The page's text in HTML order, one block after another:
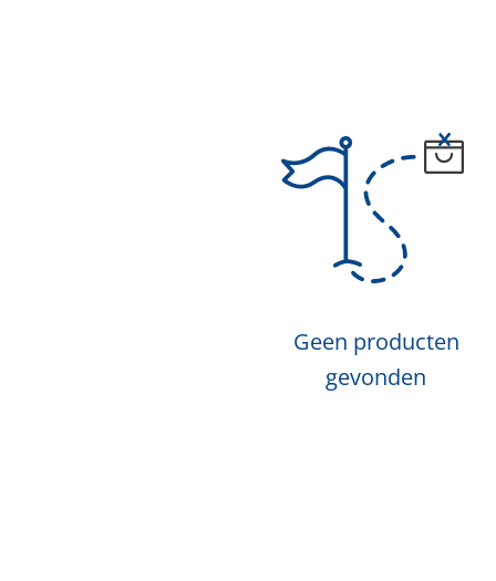
Geen producten
gevonden